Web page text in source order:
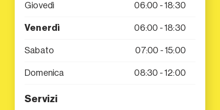
Giovedì 06:00 - 18:30
Venerdì 06:00 - 18:30
Sabato 07:00 - 15:00
Domenica 08:30 - 12:00
Servizi